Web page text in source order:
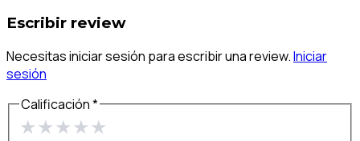
Escribir review
Necesitas iniciar sesión para escribir una review.Iniciar
sesión
Calificación *
★★★★★